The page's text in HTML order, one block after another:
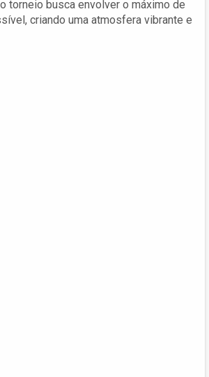
torneio busca envolver o máximo de
criando uma atmosfera vibrante e